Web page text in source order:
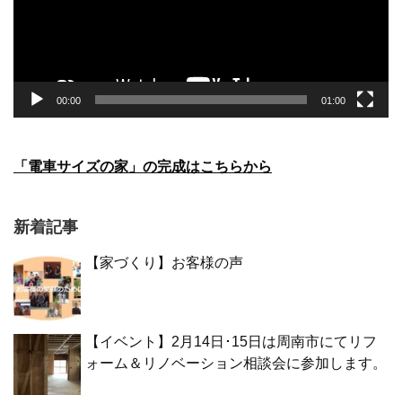
00:00 01:00
「電車サイズの家」の完成はこちらから
新着記事
【家づくり】お客様の声
【イベント】2月14日･15日は周南市にてリフ
ォーム＆リノベーション相談会に参加します。